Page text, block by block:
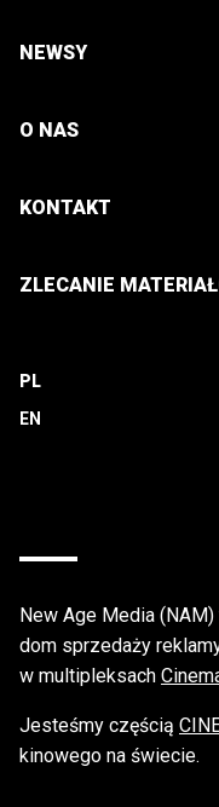
NEWSY
O NAS
KONTAKT
ZLECANIE
PL
New Age Media
dom sprzedaży
w multipleksach
Jesteśmy częścią
kinowego na świecie.